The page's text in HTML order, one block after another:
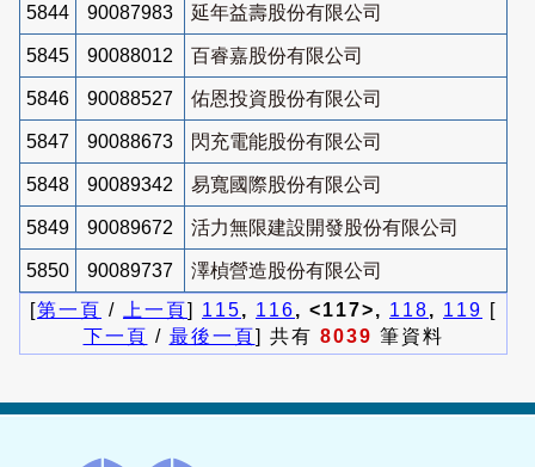
5844 90087983 延年益壽股份有限公司
5845 90088012 百睿嘉股份有限公司
5846 90088527 佑恩投資股份有限公司
5847 90088673 閃充電能股份有限公司
5848 90089342 易寬國際股份有限公司
5849 90089672 活力無限建設開發股份有限公司
5850 90089737
澤楨營造股份有限公司
[第一頁 / 上一頁] 115, 116, <117>, 118, 119 [
下一頁 / 最後一頁] 共有 8039 筆資料